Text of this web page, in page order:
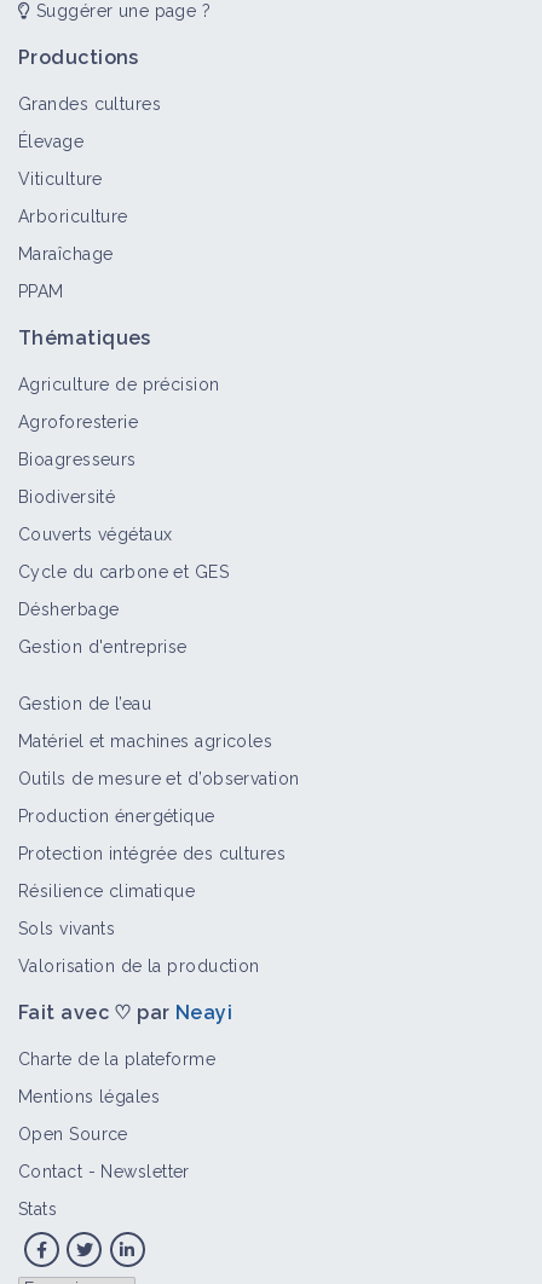
Le BASALTE en agriculture, par Éric
Rencontres MSV 2017 - Patrick Goater
du sol
Vidéo
Vidéo
Viticulture de demain, partage
Suggérer une page ?
Productions
Grandes cultures
Élevage
Viticulture
Arboriculture
Maraîchage
PPAM
Thématiques
Agriculture de précision
Agroforesterie
Bioagresseurs
Biodiversité
Couverts végétaux
Cycle du carbone et GES
Désherbage
Gestion d'entreprise
Gestion de l’eau
Matériel et machines agricoles
Outils de mesure et d’observation
Production énergétique
Protection intégrée des cultures
Résilience climatique
Sols vivants
Valorisation de la production
Fait avec ♡ par Neayi
Charte de la plateforme
Mentions légales
Open Source
Contact - Newsletter
Stats